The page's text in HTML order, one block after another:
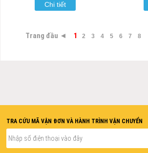
Chi tiết
Trang đầu ◄ 1 2 3 4 5 6 7 8
TRA CỨU MÃ VẬN ĐƠN VÀ HÀNH TRÌNH VẬN CHUYỂN